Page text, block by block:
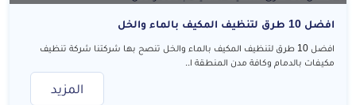
افضل 10 طرق لتنظيف المكيف بالماء والخل
افضل 10 طرق لتنظيف المكيف بالماء والخل تنصح بها شركتنا شركة تنظيف
مكيفات بالدمام وكافة مدن المنطقة ا..
المزيد